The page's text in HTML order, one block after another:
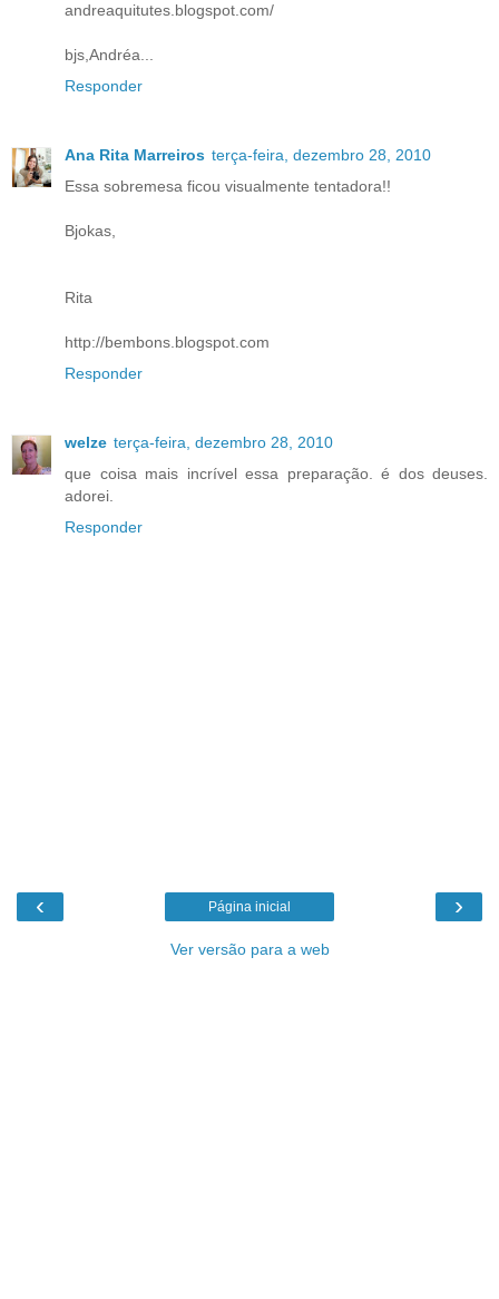
andreaquitutes.blogspot.com/
bjs,Andréa...
Responder
Ana Rita Marreiros terça-feira, dezembro 28, 2010
Essa sobremesa ficou visualmente tentadora!!
Bjokas,
Rita
http://bembons.blogspot.com
Responder
welze terça-feira, dezembro 28, 2010
que coisa mais incrível essa preparação. é dos deuses.
adorei.
Responder
‹ ›
Página inicial
Ver versão para a web